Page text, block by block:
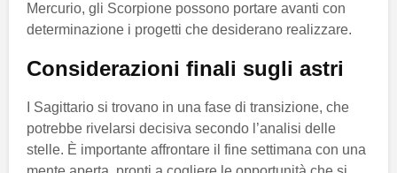
Mercurio, gli Scorpione possono portare avanti con
determinazione i progetti che desiderano realizzare.
Considerazioni finali sugli astri
I Sagittario si trovano in una fase di transizione, che
potrebbe rivelarsi decisiva secondo l’analisi delle
stelle. È importante affrontare il fine settimana con una